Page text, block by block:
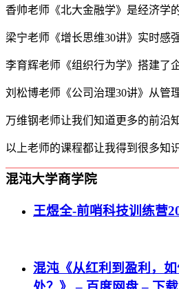
香帅老师《北大金融学》是经济学
梁宁老师《增长思维30讲》实时感强
李育辉老师《组织行为学》搭建了
刘松博老师《公司治理30讲》从管
万维钢老师让我们知道更多的前沿
以上老师的课程都让我得到很多知识
混沌大学商学院
王煜全-前哨科技训练营
混沌《从红利到盈利，